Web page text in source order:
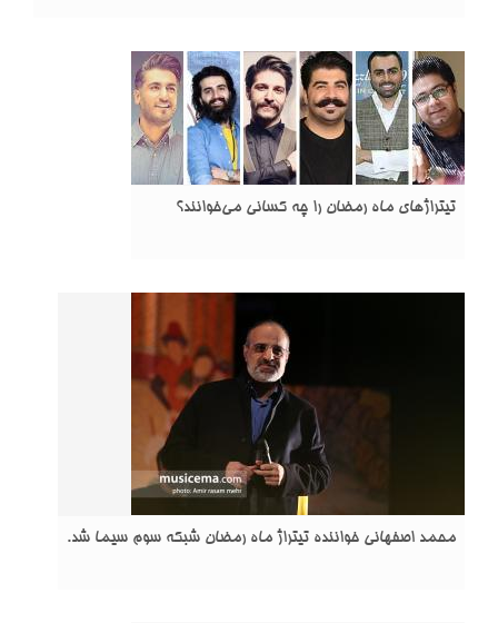
تیتراژهای ماه رمضان را چه کسانی می‌خوانند؟
محمد اصفهانی خواننده تیتراژ ماه رمضان شبکه سوم سیما شد.